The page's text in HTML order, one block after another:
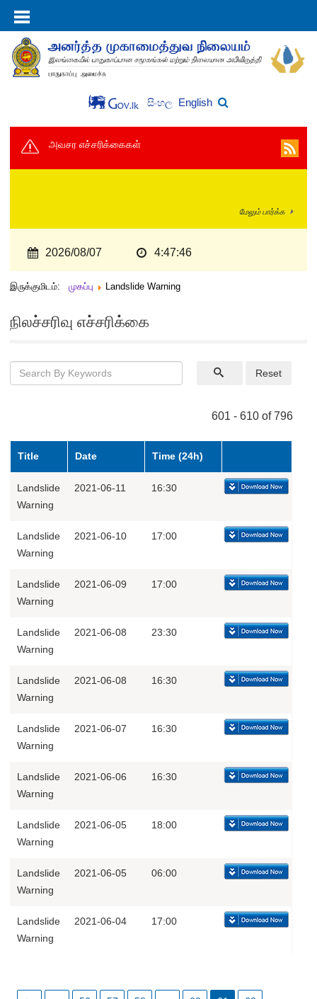
සිංහල English
அவசர எச்சரிக்கைகள்
மேலும் பார்க்க
2026/08/07 4:47:47
இருக்குமிடம்: முகப்பு Landslide Warning
நிலச்சரிவு எச்சரிக்கை
Reset
601 - 610 of 796
Title Date Time (24h)
Landslide
Warning
2021-06-11 16:30
Landslide
Warning
2021-06-10 17:00
Landslide
Warning
2021-06-09 17:00
Landslide
Warning
2021-06-08 23:30
Landslide
Warning
2021-06-08 16:30
Landslide
Warning
2021-06-07 16:30
Landslide
Warning
2021-06-06 16:30
Landslide
Warning
2021-06-05 18:00
Landslide
Warning
2021-06-05 06:00
Landslide
Warning
2021-06-04 17:00